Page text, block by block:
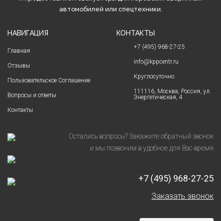
автомобилей или спецтехники.
НАВИГАЦИЯ
Главная
Отзывы
Пользовательское Соглашение
Вопросы и ответы
Контакты
КОНТАКТЫ
+7 (495) 968-27-25
info@kppcentr.ru
Круглосуточно
111116, Москва, Россия, ул.
Энергетическая, 4
Остались вопросы? Закажите обратный звонок
и мы позвоним в удобное для Вас время
+7 (495) 968-27-25
Заказать звонок